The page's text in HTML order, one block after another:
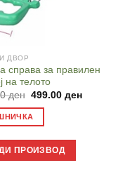
ДВОР
справа за правилен
на телото
ден Original
was:
899.00 ден.
499.00 денCurrent
ПРОИЗВОД